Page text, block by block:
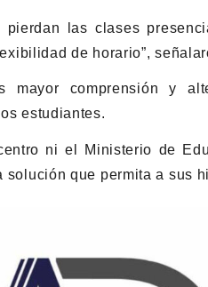
las clases
de horario”,
mayor comprensión y
estudiantes.
ni el Ministerio de
que permita a sus